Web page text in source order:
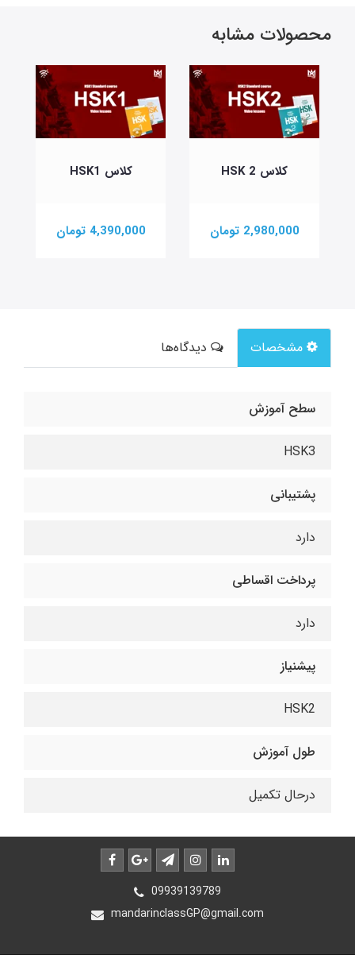
محصولات مشابه
کلاس HSK 2
2,980,000 تومان
کلاس HSK1
4,390,000 تومان
مشخصات دیدگاه‌ها
سطح آموزش
HSK3
پشتیبانی
دارد
پرداخت اقساطی
دارد
پیشنیاز
HSK2
طول آموزش
درحال تکمیل
09939139789
mandarinclassGP@gmail.com